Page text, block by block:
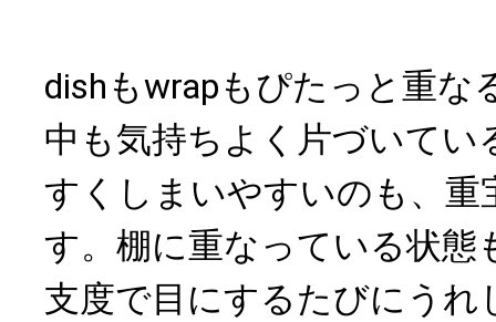
dishもwrapもぴたっと重な
中も気持ちよく片づいてい
すくしまいやすいのも、重
す。棚に重なっている状態
支度で目にするたびにうれ